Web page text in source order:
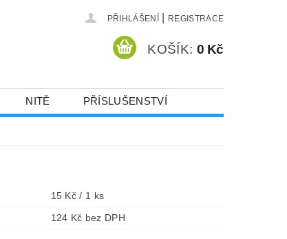
PŘIHLÁŠENÍ REGISTRACE
KOŠÍK: 0 Kč
NITĚ PŘÍSLUŠENSTVÍ
15 Kč / 1 ks
124 Kč bez DPH